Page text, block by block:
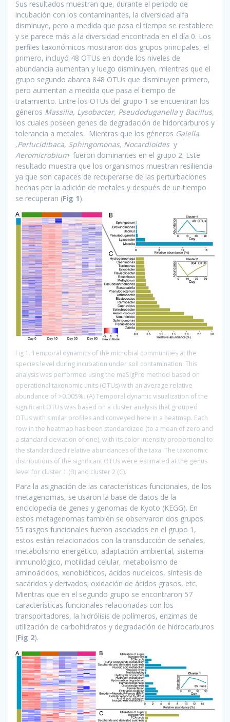
Sus resultados muestran que, durante el periodo de
incubación con los contaminantes, la diversidad alfa
disminuye, pero a medida que pasa el tiempo se restablece
y se parece más a la diversidad encontrada en el día 0. Los
perfiles taxonómicos mostraron dos grupos principales, el
primero, incluyó 48 OTUs en donde los niveles de
abundancia aumentan y luego disminuyen, mientras que el
grupo segundo abarca 848 OTUs que disminuyen primero,
pero aumentan a medida que pasa el tiempo de
tratamiento. Entre los OTUs del grupo 1 se encuentran los
géneros Massilia, Lysobacter, Pseudoduganella y Bacillus,
los cuales poseen genes de degradación de hidorcarburos y
tolerancia a metales. Mientras que los géneros Gaiella
,Perlucidibaca, Sphingomonas, Nocardioides y
Aeromicrobium fueron dominantes en el grupo 2. Este
resultado muestra que los organismos muestran resiliencia
ya que son capaces de recuperarse de las perturbaciones
hechas por la adición de metales y después de un tiempo
se recuperan (Fig 1).
Fig 1. Temporal dynamics of the microbial communities at the
species level during incubation under soil contamination. This
analysis was performed using the maSigPro method based on
operational taxonomic units (OTUs) with an average relative
abundance of >0.005%. (A) Temporal dynamic visualization of the
significant OTUs was based on a cluster analysis that grouped
OTUs with similar profiles and conveyed here in a heatmap. Each
row in the heatmap has been standardized (to a mean of zero and
a standard deviation of one), with its color intensity proportional to
the standardized relative abundances of the taxa. The taxonomic
distributions of the significant OTUs were estimated at the genus
level for cluster 1 (B) and cluster 2 (C).
Para la asignación de las características funcionales, de los
metagenomas, se usaron la base de datos de la
enciclopedia de genes y genomas de Kyoto (KEGG). En
estos metagenomas también se observaron dos grupos.
55 rasgos funcionales fueron asociados en el grupo 1,
estos están relacionados con la transducción de señales,
metabolismo energético, adaptación ambiental, sistema
inmunológico, motilidad celular, metabolismo de
aminoácidos, xenobióticos, ácidos nucleicos, síntesis de
sacáridos y derivados; oxidación de ácidos grasos, etc.
Mientras que en el segundo grupo se encontraron 57
características funcionales relacionadas con los
transportadores, la hidrólisis de polímeros, enzimas de
utilización de carbohidratos y degradación de hidrocarburos
(Fig 2).